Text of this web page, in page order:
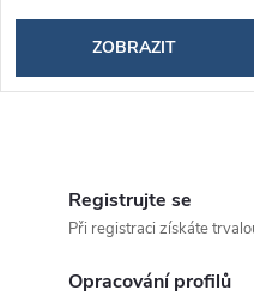
ZOBRAZIT
Registrujte se
Při registraci získáte
Opracování profilů